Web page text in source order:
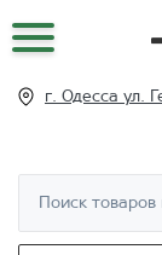
г. Одесса ул.